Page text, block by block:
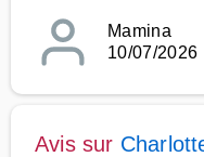
Mamina
10/07/2026
Avis sur